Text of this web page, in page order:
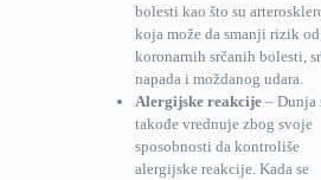
bolesti kao što su
koja može da smanji rizik od
koronarnih srčanih bolesti,
napada i moždanog udara.
Alergijske reakcije – Dunja
takođe vrednuje zbog svoje
sposobnosti da kontroliše
alergijske reakcije. Kada se